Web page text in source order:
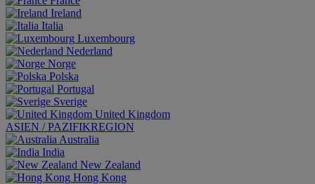
Ireland
Italia
Luxembourg
Nederland
Norge
Polska
Portugal
Sverige
United Kingdom
ASIEN / PAZIFIKREGION
Australia
India
New Zealand
Hong Kong